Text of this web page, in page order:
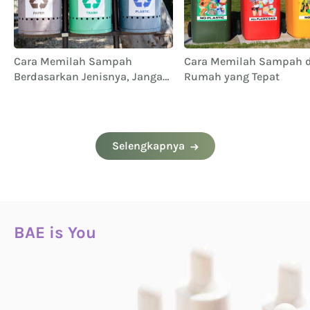
Cara Memilah Sampah di
Rumah yang Tepat
Ide Menarik
Kulit Jeruk yang Bisa
Selengkapnya
BAE is You